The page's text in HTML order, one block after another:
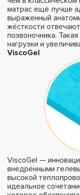
матрас ещё лучше
выраженный
жёсткости
позвоночника.
нагрузки и
ViscoGel
ViscoGel —
внедрёнными
высокой
идеальное